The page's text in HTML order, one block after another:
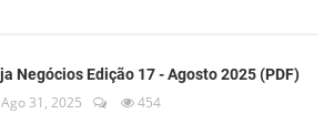
Negócios Edição 17 - Agosto 2025 (PDF)
Ago 31, 2025 454